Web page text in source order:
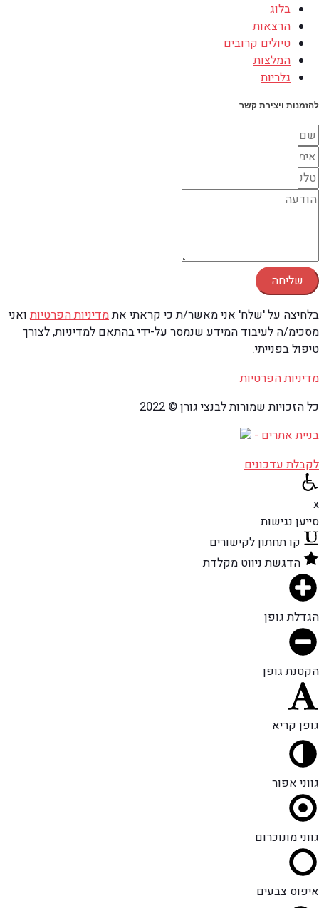
בלוג
הרצאות
טיולים קרובים
המלצות
גלריות
להזמנות ויצירת קשר
שליחה
בלחיצה על 'שלח' אני מאשר/ת כי קראתי אתמדיניות הפרטיותואני
מסכימ/ה לעיבוד המידע שנמסר על-ידי בהתאם למדיניות, לצורך
טיפול בפנייתי.
מדיניות הפרטיות
כל הזכויות שמורות לבנצי גורן © 2022
בניית אתרים -
לקבלת עדכונים
x
סייען נגישות
קו תחתון לקישורים
הדגשת ניווט מקלדת
הגדלת גופן
הקטנת גופן
גופן קריא
גווני אפור
גווני מונוכרום
איפוס צבעים